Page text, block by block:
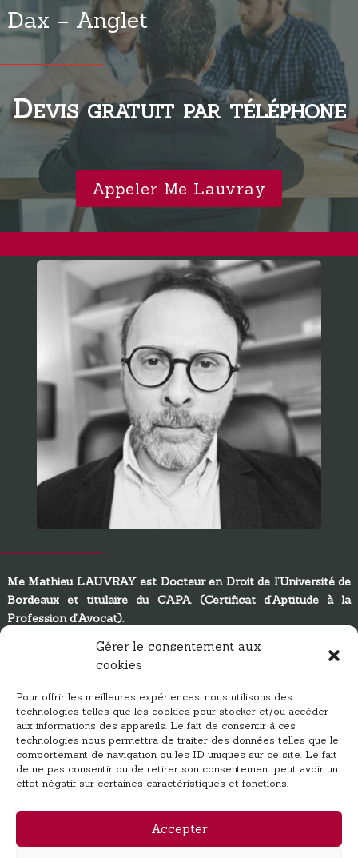
Gérer le consentement aux
cookies
Pour offrir les meilleures expériences, nous utilisons des
technologies telles que les cookies pour stocker et/ou accéder
aux informations des appareils. Le fait de consentir à ces
technologies nous permettra de traiter des données telles que le
comportement de navigation ou les ID uniques sur ce site. Le fait
de ne pas consentir ou de retirer son consentement peut avoir un
effet négatif sur certaines caractéristiques et fonctions.
Accepter
Dax – Anglet
Devis gratuit par téléphone
Appeler Me Lauvray
Me Mathieu LAUVRAYest Docteur en Droit de l’Université de
Bordeaux et titulaire du CAPA (Certificat d’Aptitude à la
Profession d’Avocat).
Il exerce depuis plus de 12 ans la profession d’avocat à
ANGLET et à DAX.
Il vous accompagne en vue du règlement de voslitiges
ses compétences à votre service en privilégiant l’écoute, la
réactivité et la disponibilité.
En savoir plus
Politique de confidentialité